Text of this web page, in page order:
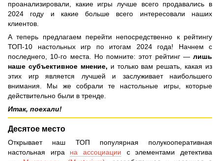
проанализировали, какие игры лучше всего продавались в
2024 году и какие больше всего интересовали наших
клиентов.
А теперь предлагаем перейти непосредственно к рейтингу
ТОП-10 настольных игр по итогам 2024 года! Начнем с
последнего, 10-го места. Но помните: этот рейтинг — лишь
наше субъективное мнение, и только вам решать, какая из
этих игр является лучшей и заслуживает наибольшего
внимания. Мы же собрали те настольные игры, которые
действительно были в тренде.
Итак, поехали!
Десятое место
Открывает наш ТОП популярная полукооперативная
настольная игра на ассоциации с элементами детектива